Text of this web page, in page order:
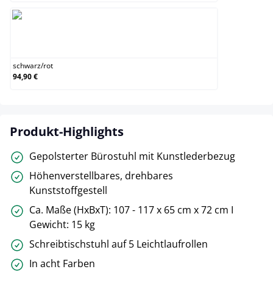
schwarz/rot
94,90 €
Produkt-Highlights
Gepolsterter Bürostuhl mit Kunstlederbezug
Höhenverstellbares, drehbares
Kunststoffgestell
Ca. Maße (HxBxT): 107 - 117 x 65 cm x 72 cm I
Gewicht: 15 kg
Schreibtischstuhl auf 5 Leichtlaufrollen
In acht Farben